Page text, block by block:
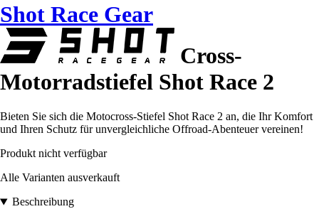
Shot Race Gear
Cross-
Motorradstiefel Shot Race 2
Bieten Sie sich die Motocross-Stiefel Shot Race 2 an, die Ihr Komfort
und Ihren Schutz für unvergleichliche Offroad-Abenteuer vereinen!
Produkt nicht verfügbar
Alle Varianten ausverkauft
Beschreibung